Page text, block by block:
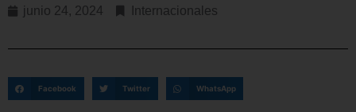
junio 24, 2024 Internacionales
Facebook Twitter WhatsApp